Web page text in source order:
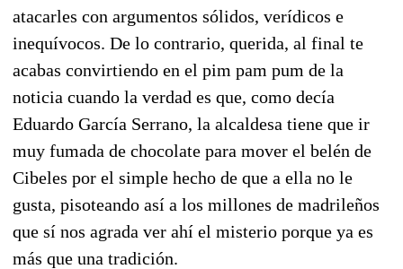
atacarles con argumentos sólidos, verídicos e
inequívocos. De lo contrario, querida, al final te
acabas convirtiendo en el pim pam pum de la
noticia cuando la verdad es que, como decía
Eduardo García Serrano, la alcaldesa tiene que ir
muy fumada de chocolate para mover el belén de
Cibeles por el simple hecho de que a ella no le
gusta, pisoteando así a los millones de madrileños
que sí nos agrada ver ahí el misterio porque ya es
más que una tradición.